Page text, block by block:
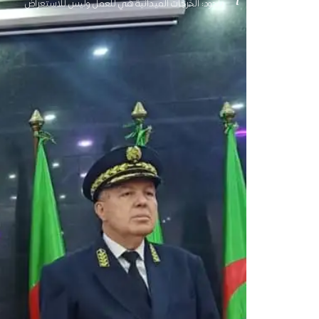
بلجود: الخرجات الميدانية هي للعمل وليس للاستعراض